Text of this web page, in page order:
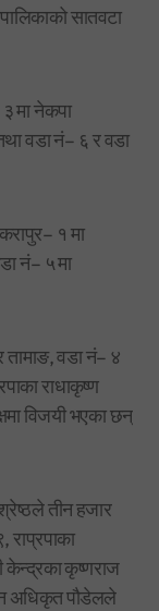
सातवटा
मा नेकपा
वडा नं– ६ र वडा
१ मा
नं– ५ मा
तामाङ, वडा नं– ४
राधाकृष्ण
विजयी भएका छन्
तीन हजार
केन्द्रका कृष्णराज
अधिकृत पौडेलले